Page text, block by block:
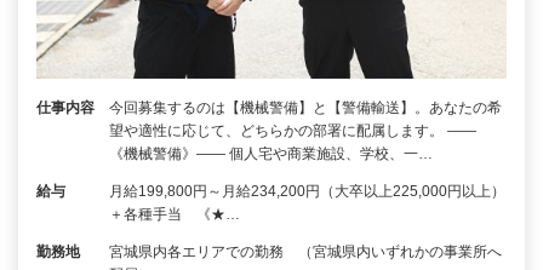
仕事内容
今回募集するのは【機械警備】と【警備輸送】。あなたの希
望や適性に応じて、どちらかの部署に配属します。 ――
《機械警備》―― 個人宅や商業施設、学校、一…
給与
月給199,800円～月給234,200円（大卒以上225,000円以上）
＋各種手当 《★…
勤務地
宮城県内各エリアでの勤務 （宮城県内いずれかの事業所へ